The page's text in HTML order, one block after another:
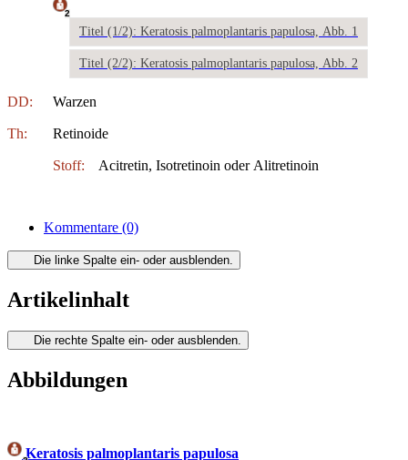
2
Titel (1/2): Keratosis palmoplantaris papulosa, Abb. 1
Titel (2/2): Keratosis palmoplantaris papulosa, Abb. 2
DD: Warzen
Th: Retinoide
Stoff: Acitretin, Isotretinoin oder Alitretinoin
Kommentare (0)
Die linke Spalte ein- oder ausblenden.
Artikelinhalt
Die rechte Spalte ein- oder ausblenden.
Abbildungen
Keratosis palmoplantaris papulosa